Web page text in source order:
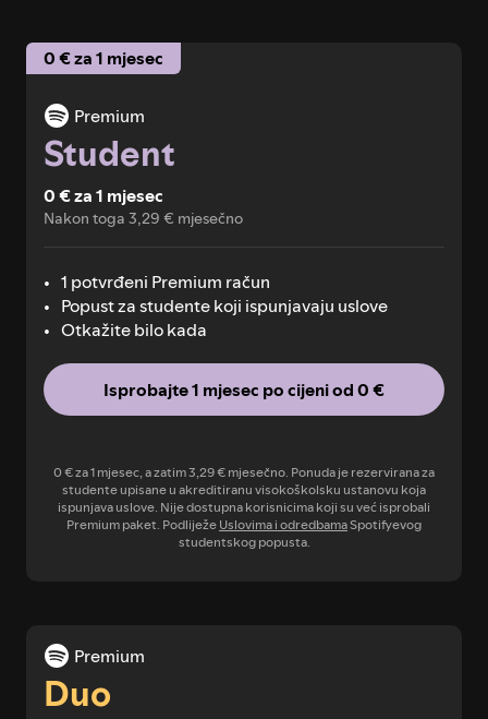
0 € za 1 mjesec
Premium
Student
0 € za 1 mjesec
Nakon toga 3,29 € mjesečno
1 potvrđeni Premium račun
Popust za studente koji ispunjavaju uslove
Otkažite bilo kada
Isprobajte 1 mjesec po cijeni od 0 €
0 € za 1 mjesec, a zatim 3,29 € mjesečno. Ponuda je rezervirana za
studente upisane u akreditiranu visokoškolsku ustanovu koja
ispunjava uslove. Nije dostupna korisnicima koji su već isprobali
Premium paket. PodliježeUslovima i odredbamaSpotifyevog
studentskog popusta.
Premium
Duo